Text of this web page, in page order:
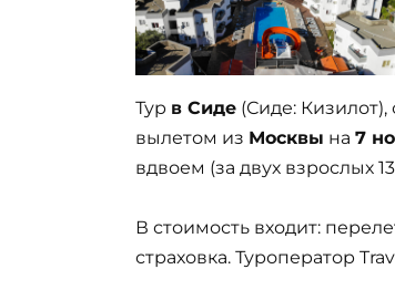
Тур в Сиде (Сиде: Кизилот),
вылетом из Москвы на 7
вдвоем (за двух взрослых
В стоимость входит:
страховка. Туроператор